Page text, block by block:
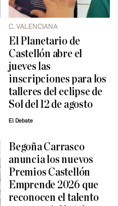
C. VALENCIANA
El Planetario de
Castellón abre el
jueves las
inscripciones para los
talleres del eclipse de
Sol del 12 de agosto
El Debate
Begoña Carrasco
anuncia los nuevos
Premios Castellón
Emprende 2026 que
reconocen el talento